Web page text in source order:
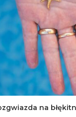
na